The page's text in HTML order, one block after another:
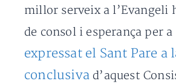
millor serveix a l’Evangeli
de consol i esperança per
expressat el Sant Pare a
conclusiva d’aquest